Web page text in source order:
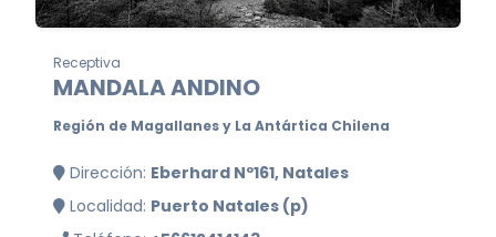
Receptiva
MANDALA ANDINO
Región de Magallanes y La Antártica Chilena
Dirección: Eberhard Nº161, Natales
Localidad: Puerto Natales (p)